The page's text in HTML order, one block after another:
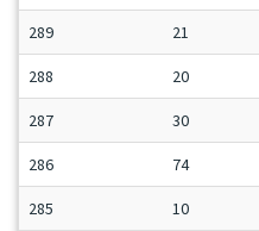
289 21
288 20
287 30
286 74
285 10